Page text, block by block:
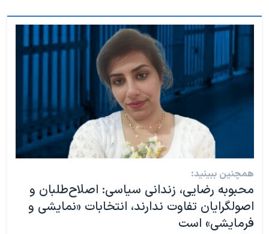
همچنین ببینید:
محبوبه رضایی، زندانی سیاسی: اصلاح‌طلبان و
اصولگرایان تفاوت ندارند، انتخابات «نمایشی و
فرمایشی» است